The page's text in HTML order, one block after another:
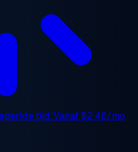
tijd. Vanaf$2.48/mo